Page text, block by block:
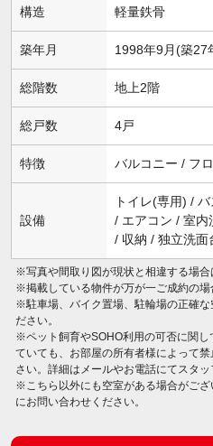
構造 軽量鉄骨
築年月 1998年9月(築27
総階数 地上2階
総戸数 4戸
特徴 バルコニー / フ
設備
トイレ(専用) /
/ エアコン / 室内
/ 収納 / 独立洗面
※写真や間取り図が現状と相違する場合
※掲載している物件が万が一ご成約の場
※駐車場、バイク置場、駐輪場の正確な
ださい。
※ペット飼育やSOHO利用の可否に関
ていても、お部屋の所有者様によって
さい。詳細はメールやお電話にてスタッ
※こちら以外にも空室がある場合がご
にお問い合わせください。